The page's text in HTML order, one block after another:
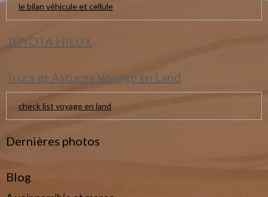
le bilan véhicule et cellule
TOYOTA HILUX
Trucs et Astuces Voyage en Land
check list voyage en land
Dernières photos
Blog